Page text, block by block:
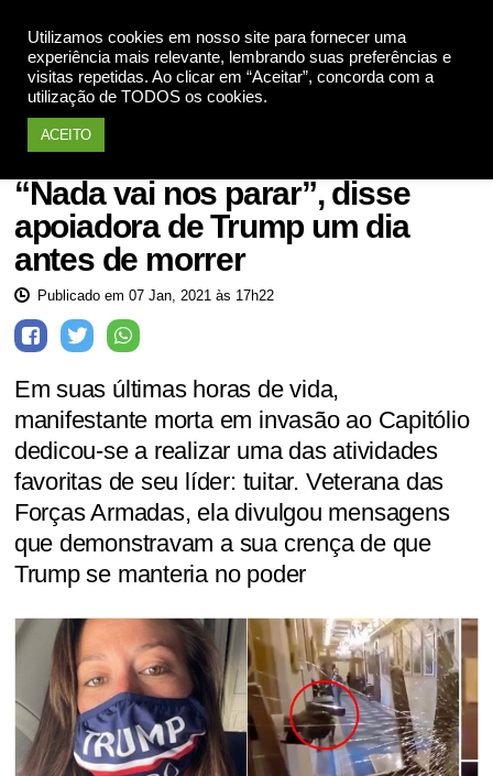
Utilizamos cookies em nosso site para fornecer uma
experiência mais relevante, lembrando suas preferências e
visitas repetidas. Ao clicar em “Aceitar”, concorda com a
utilização de TODOS os cookies.
ACEITO
EUA
“Nada vai nos parar”, disse
apoiadora de Trump um dia
antes de morrer
Publicado em 07 Jan, 2021 às 17h22
Em suas últimas horas de vida,
manifestante morta em invasão ao Capitólio
dedicou-se a realizar uma das atividades
favoritas de seu líder: tuitar. Veterana das
Forças Armadas, ela divulgou mensagens
que demonstravam a sua crença de que
Trump se manteria no poder